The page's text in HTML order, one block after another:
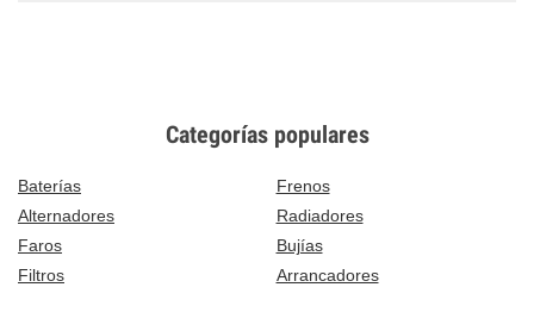
Categorías populares
Baterías
Frenos
Alternadores
Radiadores
Faros
Bujías
Filtros
Arrancadores